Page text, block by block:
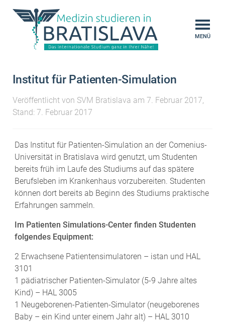
MENÜ
Institut für Patienten-Simulation
Veröffentlicht von SVM Bratislava am 7. Februar 2017,
Stand: 7. Februar 2017
Das Institut für Patienten-Simulation an der Comenius-
Universität in Bratislava wird genutzt, um Studenten
bereits früh im Laufe des Studiums auf das spätere
Berufsleben im Krankenhaus vorzubereiten. Studenten
können dort bereits ab Beginn des Studiums praktische
Erfahrungen sammeln.
Im Patienten Simulations-Center finden Studenten
folgendes Equipment:
2 Erwachsene Patientensimulatoren – istan und HAL
3101
1 pädiatrischer Patienten-Simulator (5-9 Jahre altes
Kind) – HAL 3005
1 Neugeborenen-Patienten-Simulator (neugeborenes
Baby – ein Kind unter einem Jahr alt) – HAL 3010